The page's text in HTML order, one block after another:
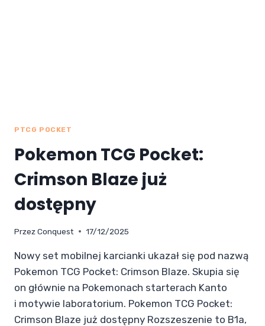
PTCG POCKET
Pokemon TCG Pocket:
Crimson Blaze już
dostępny
Przez Conquest 17/12/2025
Nowy set mobilnej karcianki ukazał się pod nazwą
Pokemon TCG Pocket: Crimson Blaze. Skupia się
on głównie na Pokemonach starterach Kanto
i motywie laboratorium. Pokemon TCG Pocket:
Crimson Blaze już dostępny Rozszeszenie to B1a,